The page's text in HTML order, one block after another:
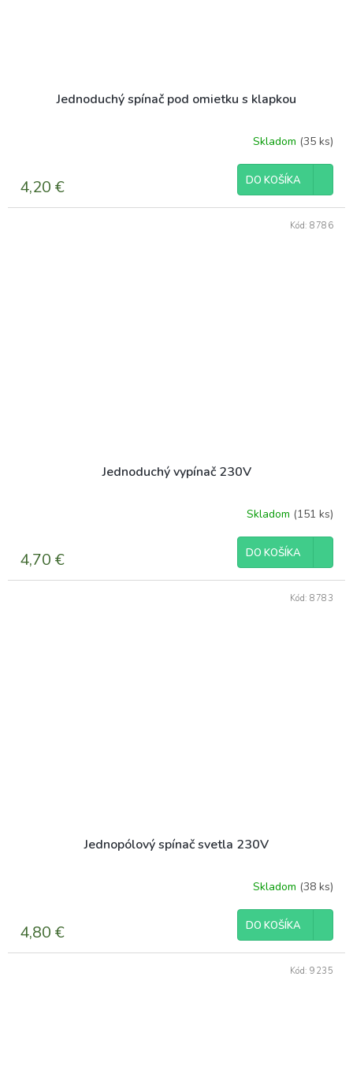
Jednoduchý spínač pod omietku s klapkou
Skladom (35 ks)
4,20 € DO KOŠÍKA
Jednoduchý vypínač 230V
Skladom (151 ks)
4,70 € DO KOŠÍKA
Kód: 8786
Jednopólový spínač svetla 230V
Skladom (38 ks)
4,80 € DO KOŠÍKA
Kód: 8783
Kód: 9235